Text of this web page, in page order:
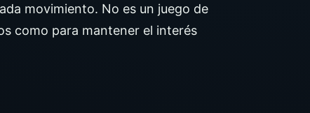
movimiento. No es un juego de
como para mantener el interés